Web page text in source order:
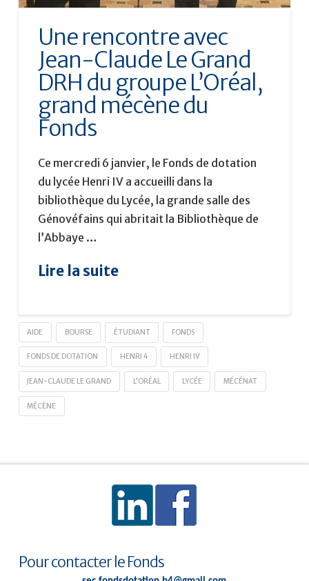
Une rencontre avec
Jean-Claude Le Grand
DRH du groupe L’Oréal,
grand mécène du
Fonds
Ce mercredi 6 janvier, le Fonds de dotation
du lycée Henri IV a accueilli dans la
bibliothèque du Lycée, la grande salle des
Génovéfains qui abritait la Bibliothèque de
l’Abbaye …
Lire la suite
AIDE BOURSE ÉTUDIANT FONDS
FONDS DE DOTATION HENRI 4 HENRI IV
JEAN-CLAUDE LE GRAND L'ORÉAL LYCÉE MÉCÉNAT
MÉCÈNE
Pour contacter le Fonds